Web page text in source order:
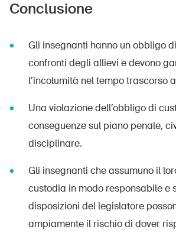
FR IT EN
Conclusione
Gli insegnanti hanno un obbligo
confronti degli allievi e devono
l’incolumità nel tempo trascorso
Una violazione dell’obbligo di
conseguenze sul piano penale,
disciplinare.
Gli insegnanti che assumuno il
custodia in modo responsabile e
disposizioni del legislatore
ampiamente il rischio di dover